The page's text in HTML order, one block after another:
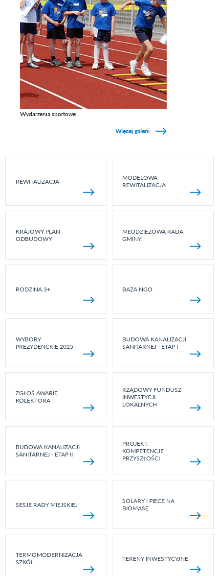
Wydarzenia sportowe
Więcej galerii
REWITALIZACJA
MODELOWA
REWITALIZACJA
KRAJOWY PLAN
ODBUDOWY
MŁODZIEŻOWA RADA
GMINY
RODZINA 3+ BAZA NGO
WYBORY
PREZYDENCKIE 2025
BUDOWA KANALIZACJI
SANITARNEJ - ETAP I
ZGŁOŚ AWARIĘ
KOLEKTORA
RZĄDOWY FUNDUSZ
INWESTYCJI
LOKALNYCH
BUDOWA KANALIZACJI
SANITARNEJ - ETAP II
PROJEKT:
KOMPETENCJE
PRZYSZŁOŚCI
SESJE RADY MIEJSKIEJ
SOLARY I PIECE NA
BIOMASĘ
TERMOMODERNIZACJA
SZKÓŁ
TERENY INWESTYCYJNE